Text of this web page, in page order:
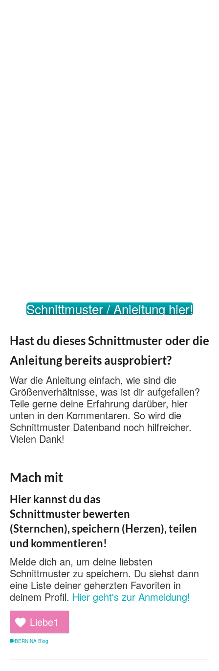
Schnittmuster / Anleitung hier!
Hast du dieses Schnittmuster oder die
Anleitung bereits ausprobiert?
War die Anleitung einfach, wie sind die
Größenverhältnisse, was ist dir aufgefallen?
Teile gerne deine Erfahrung darüber, hier
unten in den Kommentaren. So wird die
Schnittmuster Datenband noch hilfreicher.
Vielen Dank!
Mach mit
Hier kannst du das
Schnittmuster bewerten
(Sternchen), speichern (Herzen), teilen
und kommentieren!
Melde dich an, um deine liebsten
Schnittmuster zu speichern. Du siehst dann
eine Liste deiner geherzten Favoriten in
deinem Profil. Hier geht's zur Anmeldung!
Liebe1
BERNINA Blog